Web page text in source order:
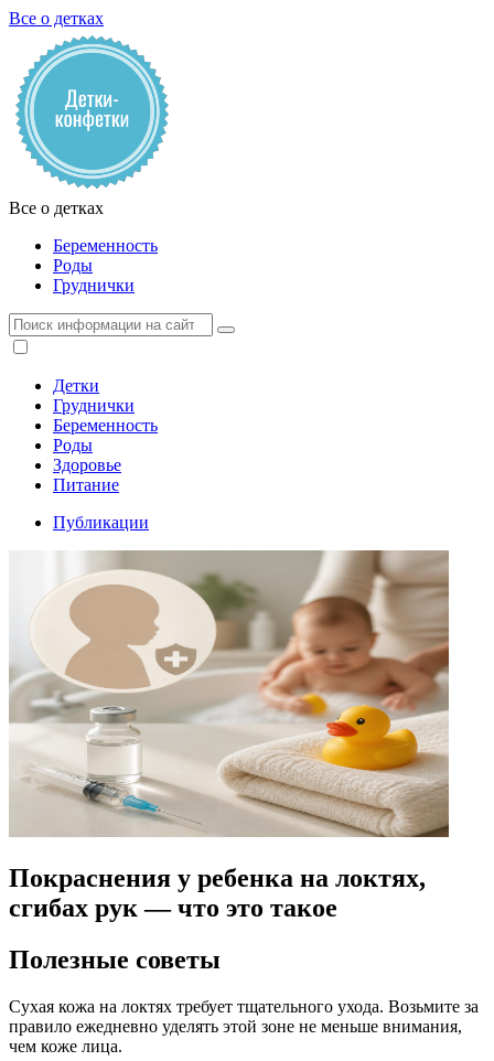
Все о детках
Все о детках
Беременность
Роды
Груднички
Детки
Груднички
Беременность
Роды
Здоровье
Питание
Публикации
Покраснения у ребенка на локтях,
сгибах рук — что это такое
Полезные советы
Сухая кожа на локтях требует тщательного ухода. Возьмите за
правило ежедневно уделять этой зоне не меньше внимания,
чем коже лица.